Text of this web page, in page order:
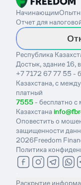
Начинающим
Отчет для
Республика
Достык, здание 16,
+7 7172 67 77 55 -
Казахстана, с
платный
7555- бесплатно с
Казахстана
Оповестить о
защищенности
2026Freedom
Политика
Раскрытие